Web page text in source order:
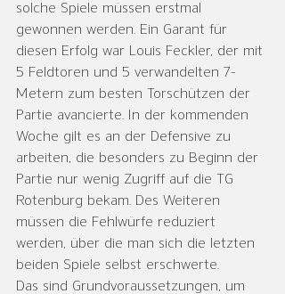
solche Spiele müssen erstmal
gewonnen werden. Ein Garant für
diesen Erfolg war Louis Feckler, der mit
5 Feldtoren und 5 verwandelten 7-
Metern zum besten Torschützen der
Partie avancierte. In der kommenden
Woche gilt es an der Defensive zu
arbeiten, die besonders zu Beginn der
Partie nur wenig Zugriff auf die TG
Rotenburg bekam. Des Weiteren
müssen die Fehlwürfe reduziert
werden, über die man sich die letzten
beiden Spiele selbst erschwerte.
Das sind Grundvoraussetzungen, um